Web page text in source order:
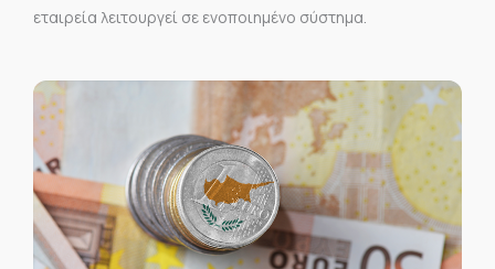
εταιρεία λειτουργεί σε ενοποιημένο σύστημα.